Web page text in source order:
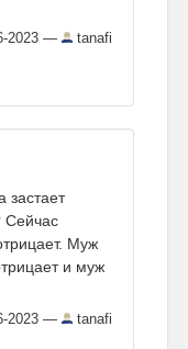
2023 — tanafi
застает
Сейчас
Муж
и муж
2023 — tanafi